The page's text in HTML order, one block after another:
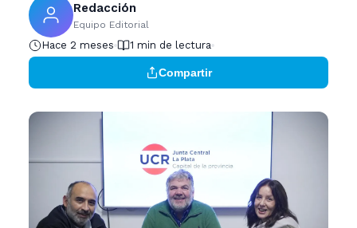
Redacción
Equipo Editorial
Hace 2 meses 1 min de lectura
Compartir